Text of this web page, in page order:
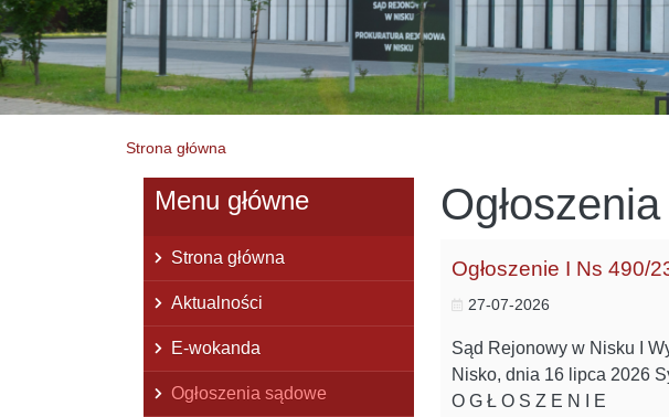
Strona główna
Ogłoszenia
Ogłoszenie I Ns 490/
27-07-2026
Sąd Rejonowy w Nisku I
Nisko, dnia 16 lipca 2026
O G Ł O S Z E N I E
Menu główne
Strona główna
Aktualności
E-wokanda
Ogłoszenia sądowe